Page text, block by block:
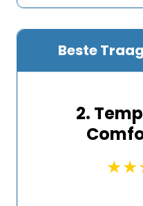
Beste
2.